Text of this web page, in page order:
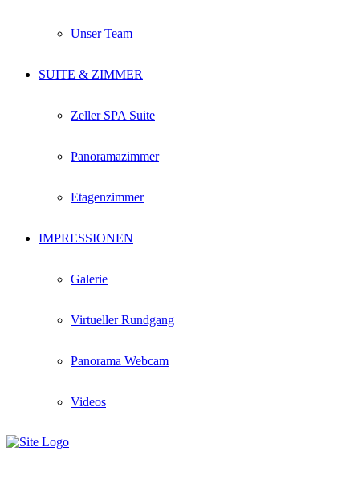
Unser Team
SUITE & ZIMMER
Zeller SPA Suite
Panoramazimmer
Etagenzimmer
IMPRESSIONEN
Galerie
Virtueller Rundgang
Panorama Webcam
Videos